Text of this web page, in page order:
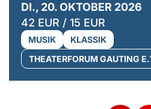
DI., 20. OKTOBER 2026
42 EUR / 15 EUR
MUSIK
KLASSIK
THEATERFORUM GAUTING